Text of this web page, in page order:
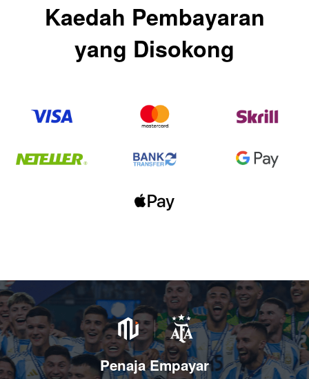
Kaedah Pembayaran
yang Disokong
Penaja Empayar